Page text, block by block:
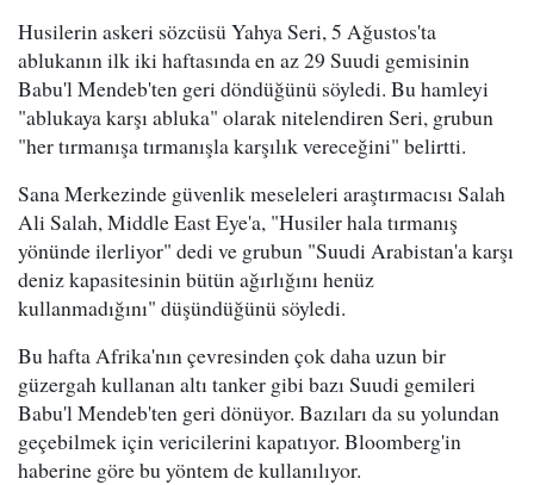
Husilerin askeri sözcüsü Yahya Seri, 5 Ağustos'ta
ablukanın ilk iki haftasında en az 29 Suudi gemisinin
Babu'l Mendeb'ten geri döndüğünü söyledi. Bu hamleyi
"ablukaya karşı abluka" olarak nitelendiren Seri, grubun
"her tırmanışa tırmanışla karşılık vereceğini" belirtti.
Sana Merkezinde güvenlik meseleleri araştırmacısı Salah
Ali Salah, Middle East Eye'a, "Husiler hala tırmanış
yönünde ilerliyor" dedi ve grubun "Suudi Arabistan'a karşı
deniz kapasitesinin bütün ağırlığını henüz
kullanmadığını" düşündüğünü söyledi.
Bu hafta Afrika'nın çevresinden çok daha uzun bir
güzergah kullanan altı tanker gibi bazı Suudi gemileri
Babu'l Mendeb'ten geri dönüyor. Bazıları da su yolundan
geçebilmek için vericilerini kapatıyor. Bloomberg'in
haberine göre bu yöntem de kullanılıyor.